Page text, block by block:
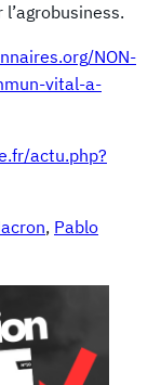
NON-
vital-a-
actu.php?
, Pablo